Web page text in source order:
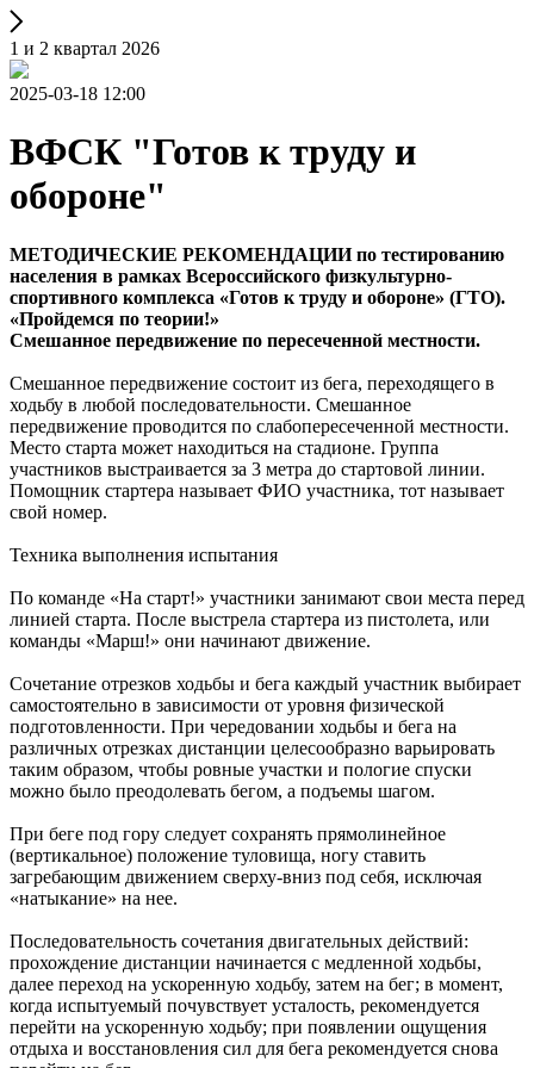
1 и 2 квартал 2026
2025-03-18 12:00
ВФСК "Готов к труду и
обороне"
МЕТОДИЧЕСКИЕ РЕКОМЕНДАЦИИ по тестированию
населения в рамках Всероссийского физкультурно-
спортивного комплекса «Готов к труду и обороне» (ГТО).
«Пройдемся по теории!»
Смешанное передвижение по пересеченной местности.
Смешанное передвижение состоит из бега, переходящего в
ходьбу в любой последовательности. Смешанное
передвижение проводится по слабопересеченной местности.
Место старта может находиться на стадионе. Группа
участников выстраивается за 3 метра до стартовой линии.
Помощник стартера называет ФИО участника, тот называет
свой номер.
Техника выполнения испытания
По команде «На старт!» участники занимают свои места перед
линией старта. После выстрела стартера из пистолета, или
команды «Марш!» они начинают движение.
Сочетание отрезков ходьбы и бега каждый участник выбирает
самостоятельно в зависимости от уровня физической
подготовленности. При чередовании ходьбы и бега на
различных отрезках дистанции целесообразно варьировать
таким образом, чтобы ровные участки и пологие спуски
можно было преодолевать бегом, а подъемы шагом.
При беге под гору следует сохранять прямолинейное
(вертикальное) положение туловища, ногу ставить
загребающим движением сверху-вниз под себя, исключая
«натыкание» на нее.
Последовательность сочетания двигательных действий:
прохождение дистанции начинается с медленной ходьбы,
далее переход на ускоренную ходьбу, затем на бег; в момент,
когда испытуемый почувствует усталость, рекомендуется
перейти на ускоренную ходьбу; при появлении ощущения
отдыха и восстановления сил для бега рекомендуется снова